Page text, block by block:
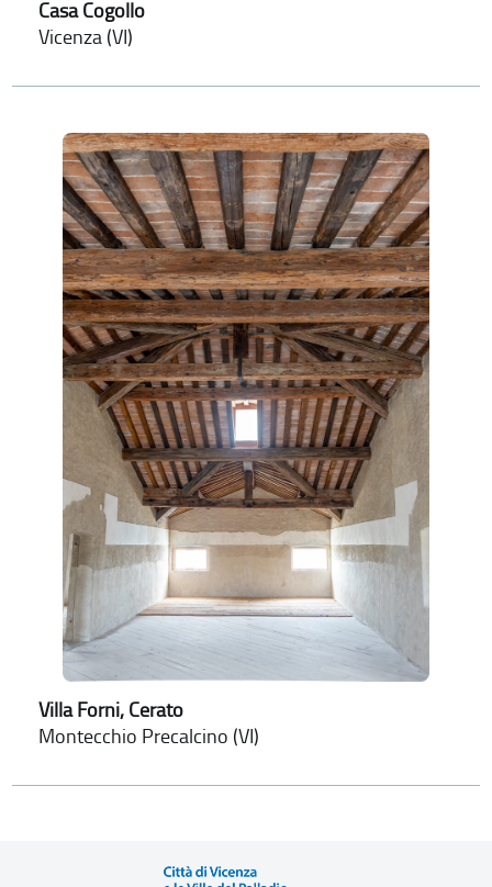
Casa Cogollo
Vicenza (VI)
Villa Forni, Cerato
Montecchio Precalcino (VI)